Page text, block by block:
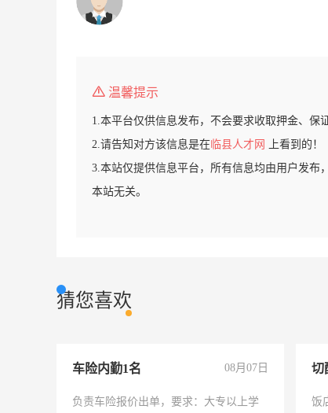
温馨提示
1.本平台仅供信息发布，不会要求收取押金、保
2.请告知对方该信息是在 临县人才网
上看到的！
3.本站仅提供信息平台，所有信息均由用户发布
本站无关。
猜您喜欢
车险内勤1名 08月07日
负责车险报价出单，要求：大专以上学
切
饭